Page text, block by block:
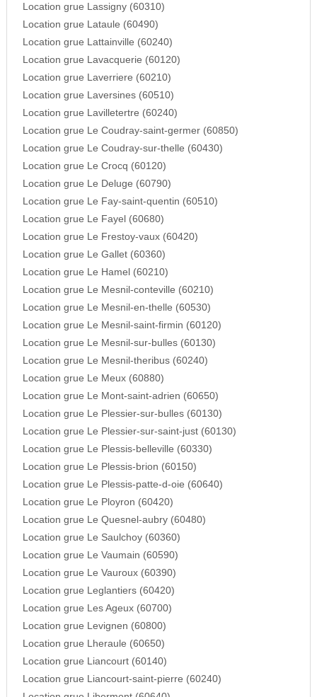
Location grue Lassigny (60310)
Location grue Lataule (60490)
Location grue Lattainville (60240)
Location grue Lavacquerie (60120)
Location grue Laverriere (60210)
Location grue Laversines (60510)
Location grue Lavilletertre (60240)
Location grue Le Coudray-saint-germer (60850)
Location grue Le Coudray-sur-thelle (60430)
Location grue Le Crocq (60120)
Location grue Le Deluge (60790)
Location grue Le Fay-saint-quentin (60510)
Location grue Le Fayel (60680)
Location grue Le Frestoy-vaux (60420)
Location grue Le Gallet (60360)
Location grue Le Hamel (60210)
Location grue Le Mesnil-conteville (60210)
Location grue Le Mesnil-en-thelle (60530)
Location grue Le Mesnil-saint-firmin (60120)
Location grue Le Mesnil-sur-bulles (60130)
Location grue Le Mesnil-theribus (60240)
Location grue Le Meux (60880)
Location grue Le Mont-saint-adrien (60650)
Location grue Le Plessier-sur-bulles (60130)
Location grue Le Plessier-sur-saint-just (60130)
Location grue Le Plessis-belleville (60330)
Location grue Le Plessis-brion (60150)
Location grue Le Plessis-patte-d-oie (60640)
Location grue Le Ployron (60420)
Location grue Le Quesnel-aubry (60480)
Location grue Le Saulchoy (60360)
Location grue Le Vaumain (60590)
Location grue Le Vauroux (60390)
Location grue Leglantiers (60420)
Location grue Les Ageux (60700)
Location grue Levignen (60800)
Location grue Lheraule (60650)
Location grue Liancourt (60140)
Location grue Liancourt-saint-pierre (60240)